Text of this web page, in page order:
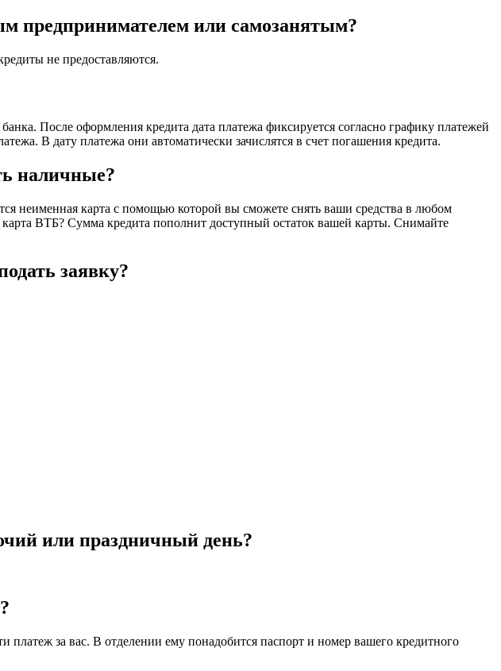
предпринимателем или самозанятым?
не предоставляются.
После оформления кредита дата платежа фиксируется согласно графику платежей
В дату платежа они автоматически зачислятся в счет погашения кредита.
наличные?
неименная карта с помощью которой вы сможете снять ваши средства в любом
карта ВТБ? Сумма кредита пополнит доступный остаток вашей карты. Снимайте
заявку?
или праздничный день?
за вас. В отделении ему понадобится паспорт и номер вашего кредитного